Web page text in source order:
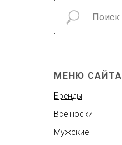
МЕНЮ САЙТА
Бренды
Все носки
Мужские